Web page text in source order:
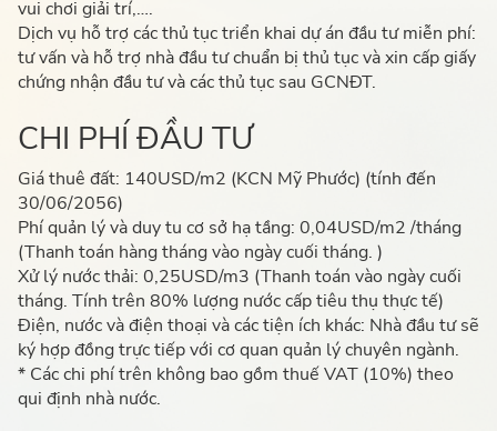
vui chơi giải trí,….
Dịch vụ hỗ trợ các thủ tục triển khai dự án đầu tư miễn phí:
tư vấn và hỗ trợ nhà đầu tư chuẩn bị thủ tục và xin cấp giấy
chứng nhận đầu tư và các thủ tục sau GCNĐT.
CHI PHÍ ĐẦU TƯ
Giá thuê đất: 140USD/m2 (KCN Mỹ Phước) (tính đến
30/06/2056)
Phí quản lý và duy tu cơ sở hạ tầng: 0,04USD/m2 /tháng
(Thanh toán hàng tháng vào ngày cuối tháng. )
Xử lý nước thải: 0,25USD/m3 (Thanh toán vào ngày cuối
tháng. Tính trên 80% lượng nước cấp tiêu thụ thực tế)
Điện, nước và điện thoại và các tiện ích khác: Nhà đầu tư sẽ
ký hợp đồng trực tiếp với cơ quan quản lý chuyên ngành.
* Các chi phí trên không bao gồm thuế VAT (10%) theo
qui định nhà nước.